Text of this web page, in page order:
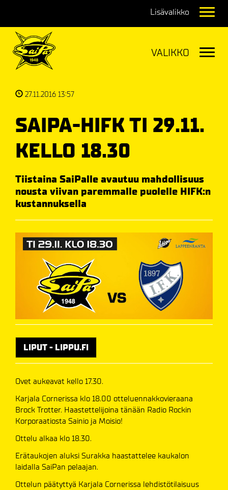
27.11.2016 13:57
SAIPA-HIFK TI 29.11.
KELLO 18.30
Tiistaina SaiPalle avautuu mahdollisuus
nousta viivan paremmalle puolelle HIFK:n
kustannuksella
LIPUT - LIPPU.FI
Ovet aukeavat kello 17.30.
Karjala Cornerissa klo 18.00 otteluennakkovieraana
Brock Trotter. Haastettelijoina tänään Radio Rockin
Korporaatiosta Sainio ja Moisio!
Ottelu alkaa klo 18.30.
Erätaukojen aluksi Surakka haastattelee kaukalon
laidalla SaiPan pelaajan.
Ottelun päätyttyä Karjala Cornerissa lehdistötilaisuus